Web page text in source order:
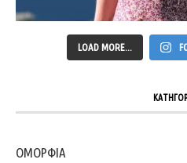
LOAD MORE...
ΟΜΟΡΦΙΑ